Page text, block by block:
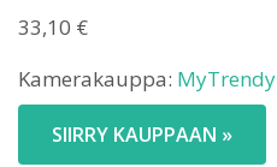
33,10 €
Kamerakauppa:
SIIRRY KAUPPAAN »